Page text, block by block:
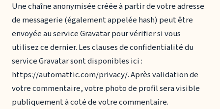
Une chaîne anonymisée créée à partir de votre adresse
de messagerie (également appelée hash) peut être
envoyée au service Gravatar pour vérifier si vous
utilisez ce dernier. Les clauses de confidentialité du
service Gravatar sont disponibles ici :
https://automattic.com/privacy/. Après validation de
votre commentaire, votre photo de profil sera visible
publiquement à coté de votre commentaire.